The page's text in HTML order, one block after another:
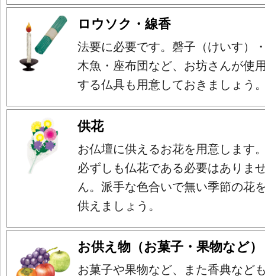
ロウソク・線香
法要に必要です。磬子（けいす）
木魚・座布団など、お坊さんが使
する仏具も用意しておきましょう
供花
お仏壇に供えるお花を用意します
必ずしも仏花である必要はありま
ん。派手な色合いで無い季節の花
供えましょう。
お供え物（お菓子・果物など）
お菓子や果物など、また香典など